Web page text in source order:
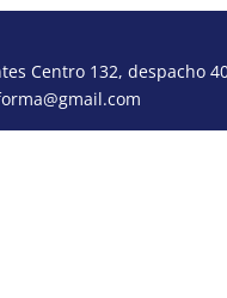
Centro 132, despacho